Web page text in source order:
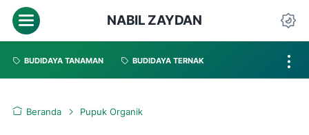
NABIL ZAYDAN
BUDIDAYA TANAMAN BUDIDAYA TERNAK
Beranda Pupuk Organik